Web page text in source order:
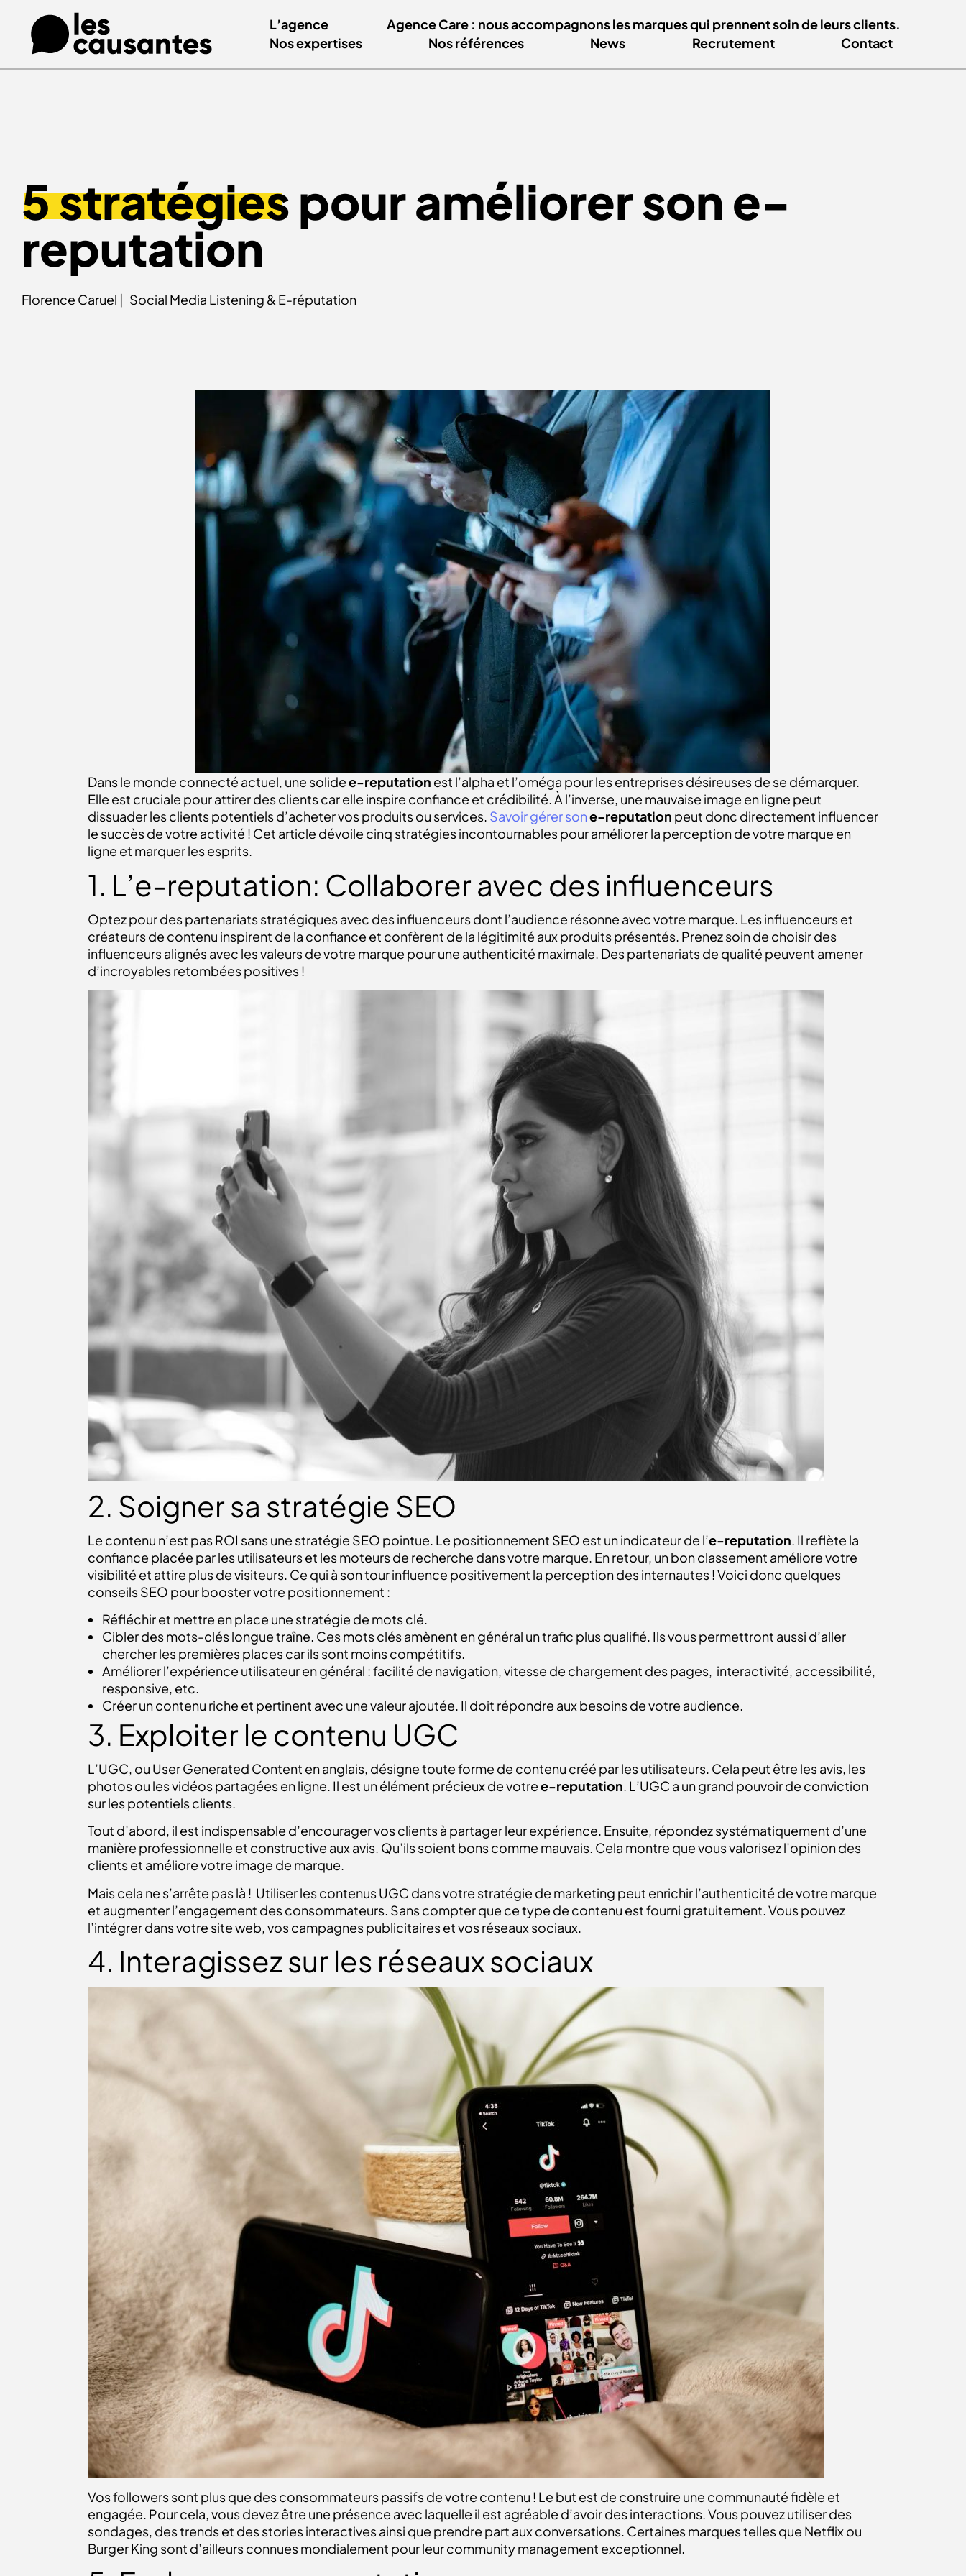
L’agence
Agence Care : nous accompagnons les marques qui prennent soin de leurs clients.
Nos expertises
Nos références News Recrutement Contact
5 stratégiespour améliorer son e-
reputation
Florence Caruel | Social Media Listening & E-réputation
Dans le monde connecté actuel, une solidee-reputation est l’alpha et l’oméga pour les entreprises désireuses de se démarquer.
Elle est cruciale pour attirer des clients car elle inspire confiance et crédibilité. À l’inverse, une mauvaise image en ligne peut
dissuader les clients potentiels d’acheter vos produits ou services. Savoir gérer sone-reputation peut donc directement influencer
le succès de votre activité ! Cet article dévoile cinq stratégies incontournables pour améliorer la perception de votre marque en
ligne et marquer les esprits.
1. L’e-reputation: Collaborer avec des influenceurs
Optez pour des partenariats stratégiques avec des influenceurs dont l’audience résonne avec votre marque. Les influenceurs et
créateurs de contenu inspirent de la confiance et confèrent de la légitimité aux produits présentés. Prenez soin de choisir des
influenceurs alignés avec les valeurs de votre marque pour une authenticité maximale. Des partenariats de qualité peuvent amener
d’incroyables retombées positives !
2. Soigner sa stratégie SEO
Le contenu n’est pas ROI sans une stratégie SEO pointue. Le positionnement SEO est un indicateur de l’e-reputation. Il reflète la
confiance placée par les utilisateurs et les moteurs de recherche dans votre marque. En retour, un bon classement améliore votre
visibilité et attire plus de visiteurs. Ce qui à son tour influence positivement la perception des internautes !Voici donc quelques
conseils SEO pour booster votre positionnement :
Réfléchir et mettre en place une stratégie de mots clé.
Cibler des mots-clés longue traîne. Ces mots clés amènent en général un trafic plus qualifié. Ils vous permettront aussi d’aller
chercher les premières places car ils sont moins compétitifs.
Améliorer l’expérience utilisateur en général : facilité de navigation, vitesse de chargement des pages, interactivité, accessibilité,
responsive, etc.
Créer un contenu riche et pertinent avec une valeur ajoutée. Il doit répondre aux besoins de votre audience.
3. Exploiter le contenu UGC
L’UGC, ou User Generated Content en anglais, désigne toute forme de contenu créé par les utilisateurs. Cela peut être les avis, les
photos ou les vidéos partagées en ligne. Il est un élément précieux de votree-reputation. L’UGC a un grand pouvoir de conviction
sur les potentiels clients.
Tout d’abord, il est indispensable d’encourager vos clients à partager leur expérience. Ensuite, répondez systématiquement d’une
manière professionnelle et constructive aux avis. Qu’ils soient bons comme mauvais. Cela montre que vous valorisez l’opinion des
clients et améliore votre image de marque.
Mais cela ne s’arrête pas là ! Utiliser les contenus UGC dans votre stratégie de marketing peut enrichir l’authenticité de votre marque
et augmenter l’engagement des consommateurs. Sans compter que ce type de contenu est fourni gratuitement. Vous pouvez
l’intégrer dans votre site web, vos campagnes publicitaires et vos réseaux sociaux.
4. Interagissez sur les réseaux sociaux
Vos followers sont plus que des consommateurs passifs de votre contenu ! Le but est de construire une communauté fidèle et
engagée. Pour cela, vous devez être une présence avec laquelle il est agréable d’avoir des interactions. Vous pouvez utiliser des
sondages, des trends et des stories interactives ainsi que prendre part aux conversations. Certaines marques telles que Netflix ou
Burger King sont d’ailleurs connues mondialement pour leur community management exceptionnel.